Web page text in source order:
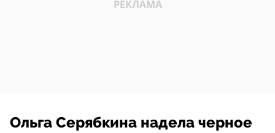
Ольга Серябкина надела черное